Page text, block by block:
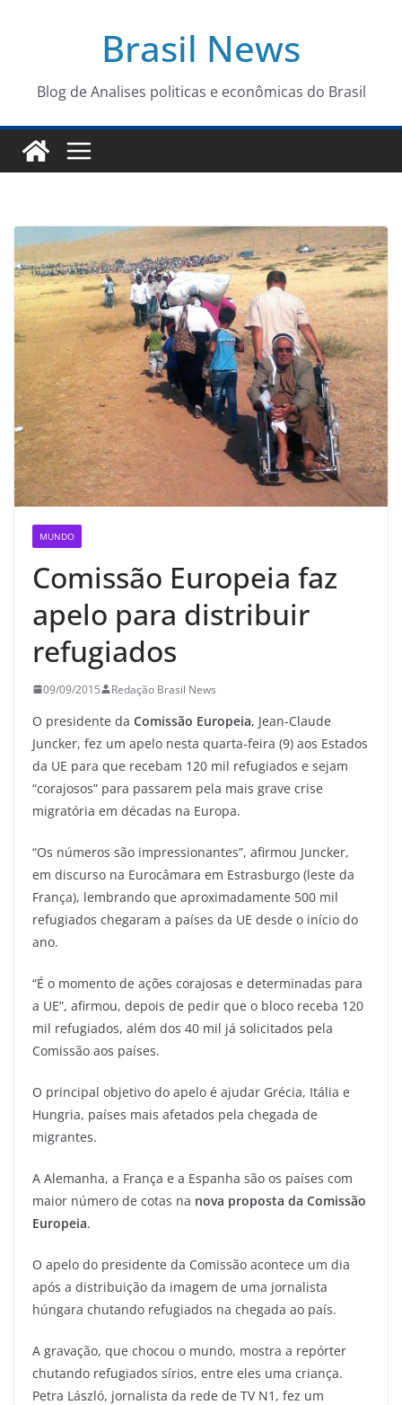
conteúdo
Brasil News
Blog de Analises politicas e econômicas do Brasil
MUNDO
Comissão Europeia faz
apelo para distribuir
refugiados
09/09/2015 Redação Brasil News
O presidente da Comissão Europeia, Jean-Claude
Juncker, fez um apelo nesta quarta-feira (9) aos Estados
da UE para que recebam 120 mil refugiados e sejam
“corajosos” para passarem pela mais grave crise
migratória em décadas na Europa.
“Os números são impressionantes”, afirmou Juncker,
em discurso na Eurocâmara em Estrasburgo (leste da
França), lembrando que aproximadamente 500 mil
refugiados chegaram a países da UE desde o início do
ano.
“É o momento de ações corajosas e determinadas para
a UE”, afirmou, depois de pedir que o bloco receba 120
mil refugiados, além dos 40 mil já solicitados pela
Comissão aos países.
O principal objetivo do apelo é ajudar Grécia, Itália e
Hungria, países mais afetados pela chegada de
migrantes.
A Alemanha, a França e a Espanha são os países com
maior número de cotas na nova proposta da Comissão
Europeia.
O apelo do presidente da Comissão acontece um dia
após a distribuição da imagem de uma jornalista
húngara chutando refugiados na chegada ao país.
A gravação, que chocou o mundo, mostra a repórter
chutando refugiados sírios, entre eles uma criança.
Petra László, jornalista da rede de TV N1, fez um